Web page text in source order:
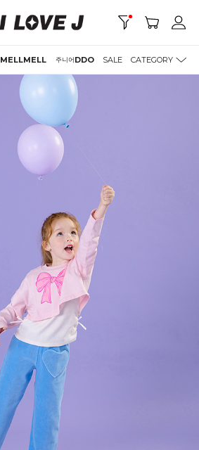
MELLMELL 주니어DDO SALE CATEGORY